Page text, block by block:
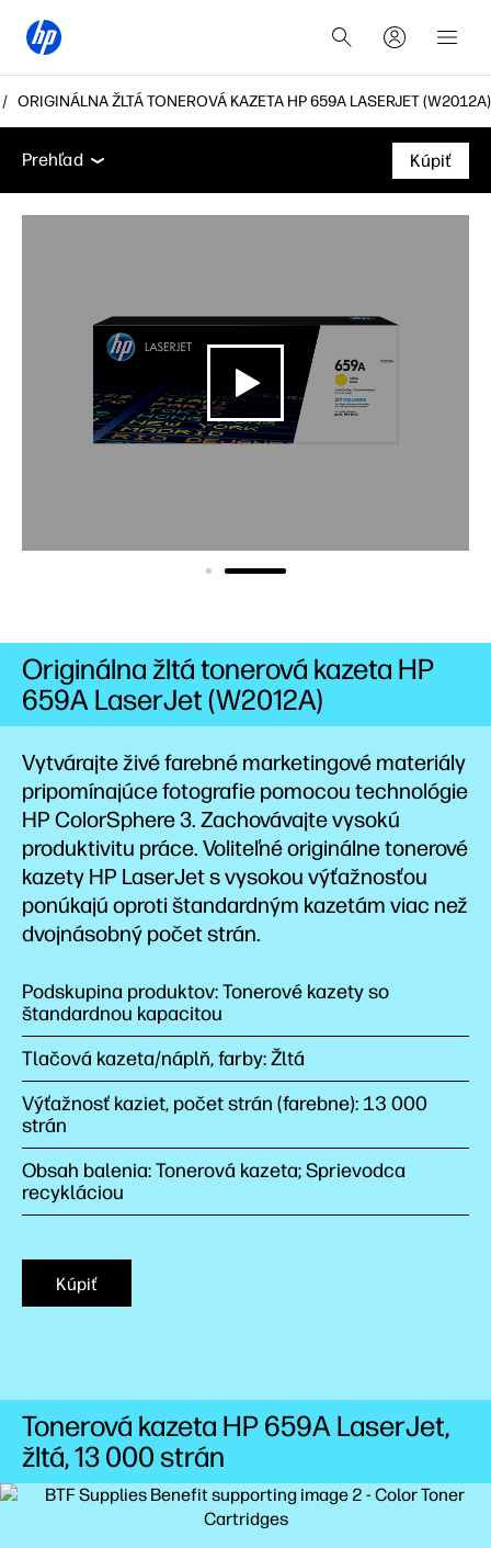
ORIGINÁLNA ŽLTÁ TONEROVÁ KAZETA HP 659A LASERJET (W2012A)
Prehľad Funkcie Príslušenstvo
Podpora
Prehľad
Prehľad
Kúpiť
Vytvárajte živé farebné marketingové materiály
pripomínajúce fotografie pomocou technológie
HP ColorSphere 3. Zachovávajte vysokú
produktivitu práce. Voliteľné originálne tonerové
kazety HP LaserJet s vysokou výťažnosťou
ponúkajú oproti štandardným kazetám viac než
dvojnásobný početstrán.
Podskupina produktov: Tonerové kazety so
štandardnou kapacitou
Tlačová kazeta/náplň, farby: Žltá
Výťažnosť kaziet, počet strán (farebne): 13 000
strán
Obsah balenia: Tonerová kazeta; Sprievodca
recykláciou
Kúpiť
Originálna žltá tonerová kazeta HP
659A LaserJet (W2012A)
Tonerová kazeta HP 659A LaserJet,
žltá, 13 000 strán